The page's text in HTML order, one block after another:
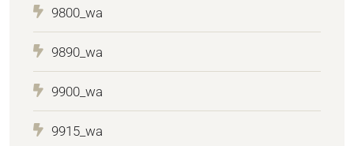
9800_wa
9890_wa
9900_wa
9915_wa